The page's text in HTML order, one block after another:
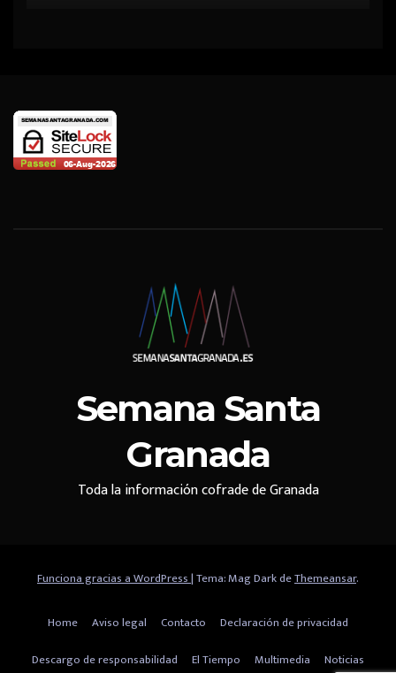
Semana Santa
Granada
Toda la información cofrade de Granada
Funciona gracias a WordPress|Tema: Mag Dark deThemeansar.
Home Aviso legal Contacto
Declaración de privacidad
Descargo de responsabilidad
El Tiempo Multimedia Noticias